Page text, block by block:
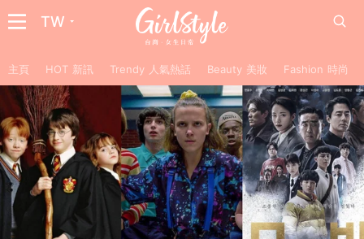
TW
主頁 HOT 新訊 Trendy 人氣熱話 Beauty 美妝 Fashion 時尚